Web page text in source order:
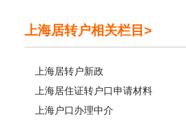
上海居转户相关栏目>
上海居转户新政
上海居住证转户口申请材料
上海户口办理中介